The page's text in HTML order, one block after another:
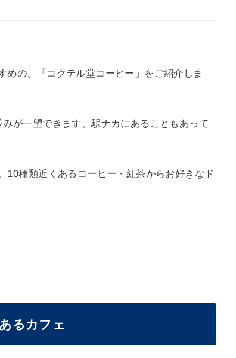
めの、「コクテル堂コーヒー」をご紹介しま
が一望できます。駅ナカにあることもあって
10種類近くあるコーヒー・紅茶からお好きなド
るカフェ